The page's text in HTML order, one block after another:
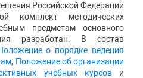
Российской Федерации
комплект методических
предметам основного
разработан. В состав
о порядке ведения
, Положение об организации
учебных курсови